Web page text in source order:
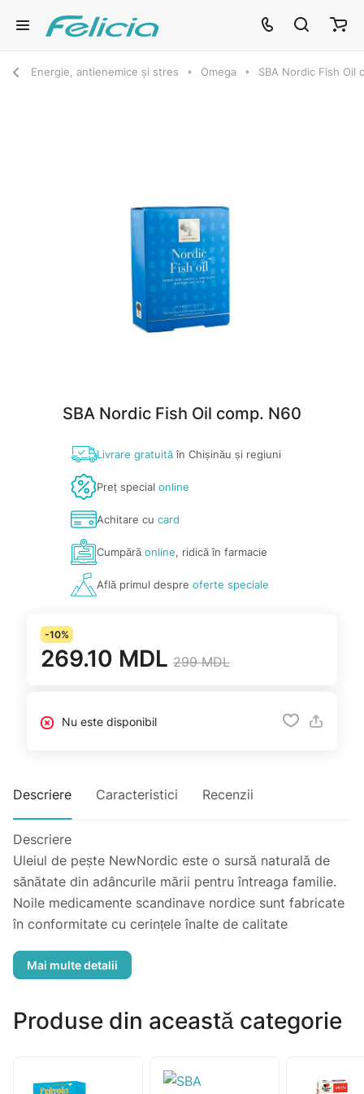
Energie, antienemice și stres Omega SBA Nordic Fish Oil
SBA Nordic Fish Oil comp. N60
Livrare gratuităîn Chișinău și regiuni
Preț special online
Achitare cu card
Cumpărăonline, ridică în farmacie
Află primul despre oferte speciale
-10%
269.10 MDL 299 MDL
Nu este disponibil
Descriere Caracteristici Recenzii
Descriere
Uleiul de pește NewNordic este o sursă naturală de
sănătate din adâncurile mării pentru întreaga familie.
Noile medicamente scandinave nordice sunt fabricate
în conformitate cu cerințele înalte de calitate
Practice), în fabrici certificate de producție de
inovatoare de producție - microîncapsulare,
garantează o bună digestibilitate și reduce
de medicamente, se folosesc extracte standardizate
Produse din această categorie